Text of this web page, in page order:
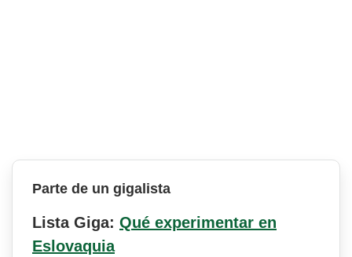
Parte de un gigalista
Lista Giga: Qué experimentar en
Eslovaquia